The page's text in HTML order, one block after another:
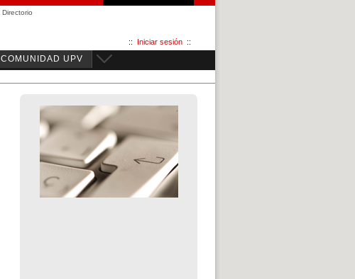
Directorio
:: Iniciar sesión ::
COMUNIDAD UPV